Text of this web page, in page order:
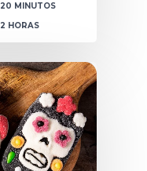
20 MINUTOS
2 HORAS